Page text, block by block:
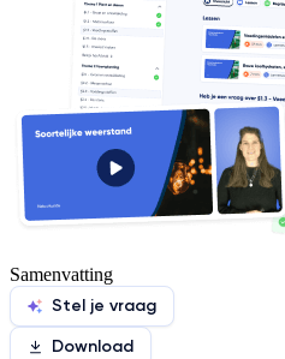
Samenvatting
Stel je vraag
Download